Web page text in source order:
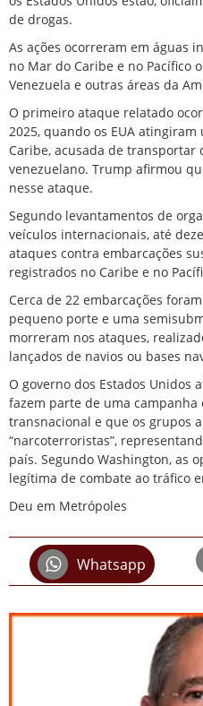
de drogas.
As ações ocorreram em águas
no Mar do Caribe e no Pacífico
Venezuela e outras áreas da
O primeiro ataque relatado
2025, quando os EUA
Caribe, acusada de transportar
venezuelano. Trump afirmou
nesse ataque.
Segundo levantamentos de
veículos internacionais, até
ataques contra embarcações
registrados no Caribe e no
Cerca de 22 embarcações
pequeno porte e uma
morreram nos ataques,
lançados de navios ou bases
O governo dos Estados Unidos
fazem parte de uma campanha
transnacional e que os grupos
“narcoterroristas”,
país. Segundo Washington, as
legítima de combate ao tráfico
Deu em Metrópoles
Whatsapp